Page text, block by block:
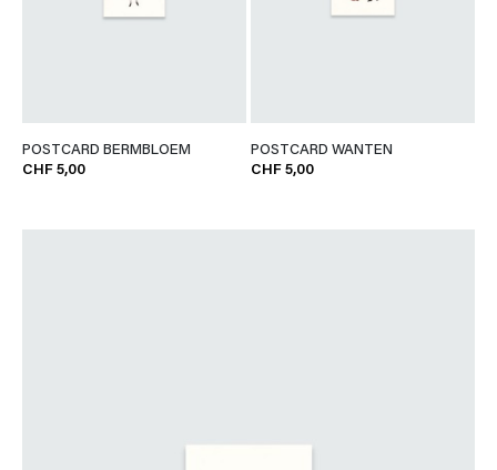
POSTCARD BERMBLOEM
CHF 5,00
POSTCARD WANTEN
CHF 5,00